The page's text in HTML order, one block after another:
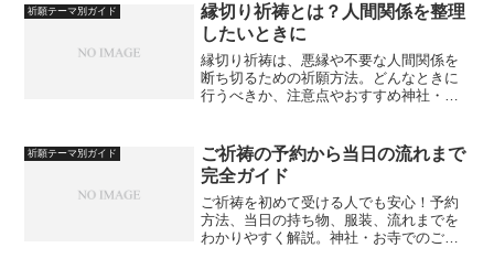
祈願テーマ別ガイド
縁切り祈祷とは？人間関係を整理
したいときに
縁切り祈祷は、悪縁や不要な人間関係を
断ち切るための祈願方法。どんなときに
行うべきか、注意点やおすすめ神社・方
祈願テーマ別ガイド
ご祈祷の予約から当日の流れまで
完全ガイド
ご祈祷を初めて受ける人でも安心！予約
方法、当日の持ち物、服装、流れまでを
わかりやすく解説。神社・お寺でのご祈